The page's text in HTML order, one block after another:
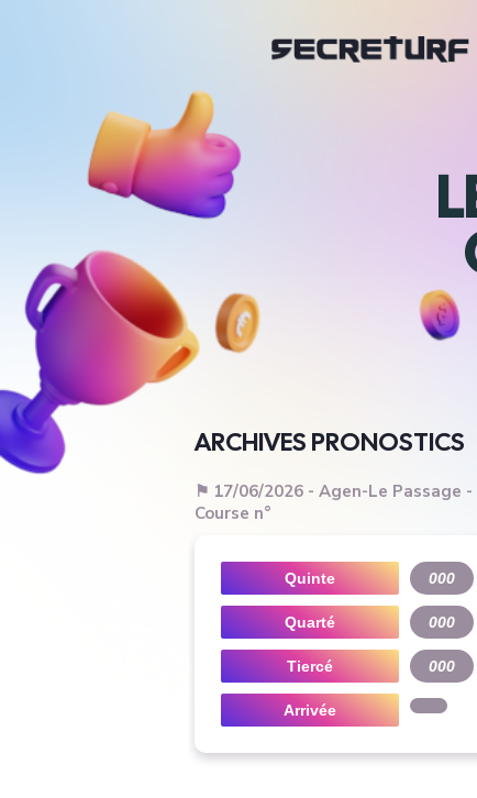
ARCHIVES PRONOSTICS
⚑ 17/06/2026 - Agen-Le Passage
Course n°
Quinte 000
Quarté 000
Tiercé 000
Arrivée